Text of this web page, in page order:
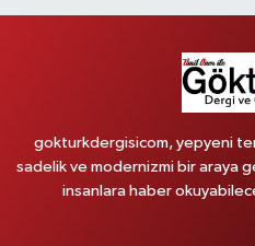
gokturkdergisicom, yepyeni
sadelik ve modernizmi bir araya
insanlara haber